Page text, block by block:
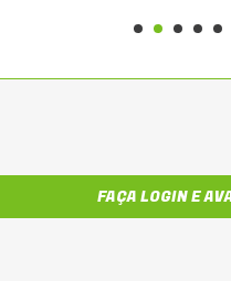
FAÇA LOGIN E